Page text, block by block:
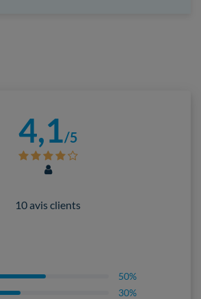
4,1/5
10 avis clients
50%
30%